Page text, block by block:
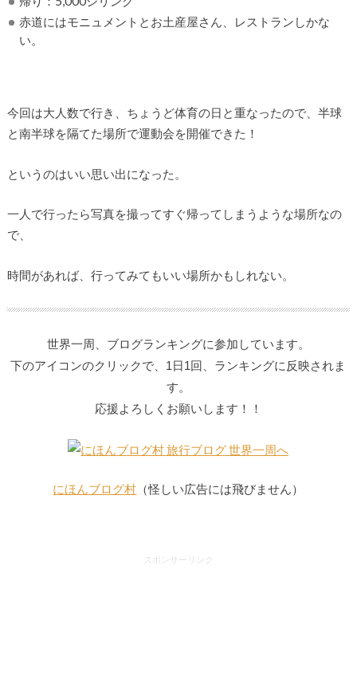
赤道にはモニュメントとお土産屋さん、レストランしかな
い。
今回は大人数で行き、ちょうど体育の日と重なったので、半球
と南半球を隔てた場所で運動会を開催できた！
というのはいい思い出になった。
一人で行ったら写真を撮ってすぐ帰ってしまうような場所なの
で、
時間があれば、行ってみてもいい場所かもしれない。
世界一周、ブログランキングに参加しています。
下のアイコンのクリックで、1日1回、ランキングに反映されま
す。
応援よろしくお願いします！！
にほんブログ村 （怪しい広告には飛びません）
スポンサーリンク